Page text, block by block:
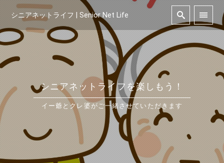
シニアネットライフ | Senior Net Life
シニアネットライフを楽しもう！
イー爺とクレ婆がご一緒させていただきます